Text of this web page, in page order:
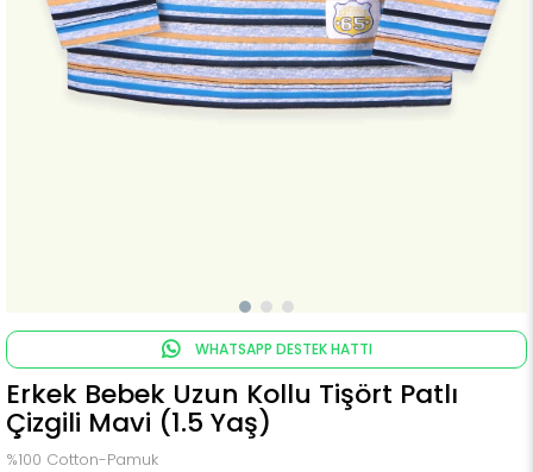
WHATSAPP DESTEK HATTI
Erkek Bebek Uzun Kollu Tişört Patlı
Çizgili Mavi (1.5 Yaş)
%100 Cotton-Pamuk